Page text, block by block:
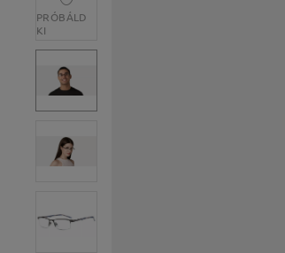
PRÓBÁLD
KI